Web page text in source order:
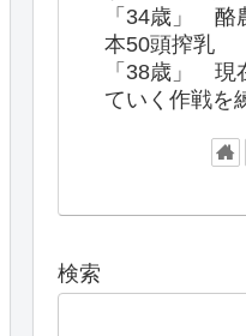
「34歳」
本50頭搾乳
「38歳」
ていく作戦を
検索